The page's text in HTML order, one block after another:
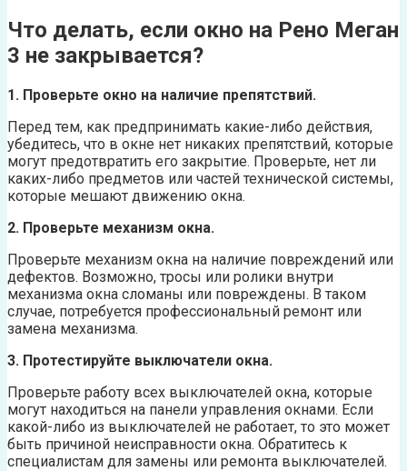
Что делать, если окно на Рено Меган
3 не закрывается?
1. Проверьте окно на наличие препятствий.
Перед тем, как предпринимать какие-либо действия,
убедитесь, что в окне нет никаких препятствий, которые
могут предотвратить его закрытие. Проверьте, нет ли
каких-либо предметов или частей технической системы,
которые мешают движению окна.
2. Проверьте механизм окна.
Проверьте механизм окна на наличие повреждений или
дефектов. Возможно, тросы или ролики внутри
механизма окна сломаны или повреждены. В таком
случае, потребуется профессиональный ремонт или
замена механизма.
3. Протестируйте выключатели окна.
Проверьте работу всех выключателей окна, которые
могут находиться на панели управления окнами. Если
какой-либо из выключателей не работает, то это может
быть причиной неисправности окна. Обратитесь к
специалистам для замены или ремонта выключателей.